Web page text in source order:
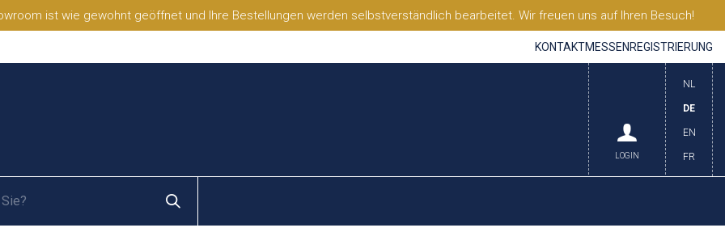
ist wie gewohnt geöffnet und Ihre Bestellungen werden selbstverständlich bearbeitet. Wir freuen uns auf Ihren Besuch!
KONTAKTMESSEN REGISTRIERUNG
NL
DE
EN
FR
LOGIN